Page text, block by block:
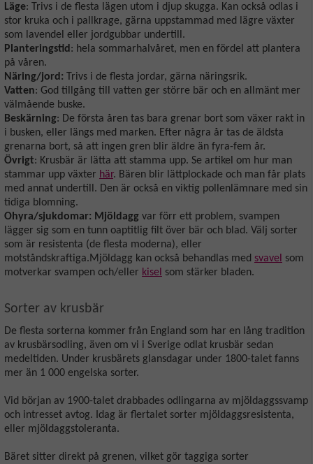
Läge: Trivs i de flesta lägen utom i djup skugga. Kan också odlas i
stor kruka och i pallkrage, gärna uppstammad med lägre växter
som lavendel eller jordgubbar undertill.
Planteringstid: hela sommarhalvåret, men en fördel att plantera
på våren.
Näring/jord: Trivs i de flesta jordar, gärna näringsrik.
Vatten: God tillgång till vatten ger större bär och en allmänt mer
välmående buske.
Beskärning: De första åren tas bara grenar bort som växer rakt in
i busken, eller längs med marken. Efter några år tas de äldsta
grenarna bort, så att ingen gren blir äldre än fyra-fem år.
Övrigt: Krusbär är lätta att stamma upp. Se artikel om hur man
stammar upp växter här. Bären blir lättplockade och man får plats
med annat undertill. Den är också en viktig pollenlämnare med sin
tidiga blomning.
Ohyra/sjukdomar: Mjöldagg var förr ett problem, svampen
lägger sig som en tunn oaptitlig filt över bär och blad. Välj sorter
som är resistenta (de flesta moderna), eller
motståndskraftiga.Mjöldagg kan också behandlas med svavel som
motverkar svampen och/eller kisel som stärker bladen.
Sorter av krusbär
De flesta sorterna kommer från England som har en lång tradition
av krusbärsodling, även om vi i Sverige odlat krusbär sedan
medeltiden. Under krusbärets glansdagar under 1800-talet fanns
mer än 1 000 engelska sorter.
Vid början av 1900-talet drabbades odlingarna av mjöldaggssvamp
och intresset avtog. Idag är flertalet sorter mjöldaggsresistenta,
eller mjöldaggstoleranta.
Bäret sitter direkt på grenen, vilket gör taggiga sorter